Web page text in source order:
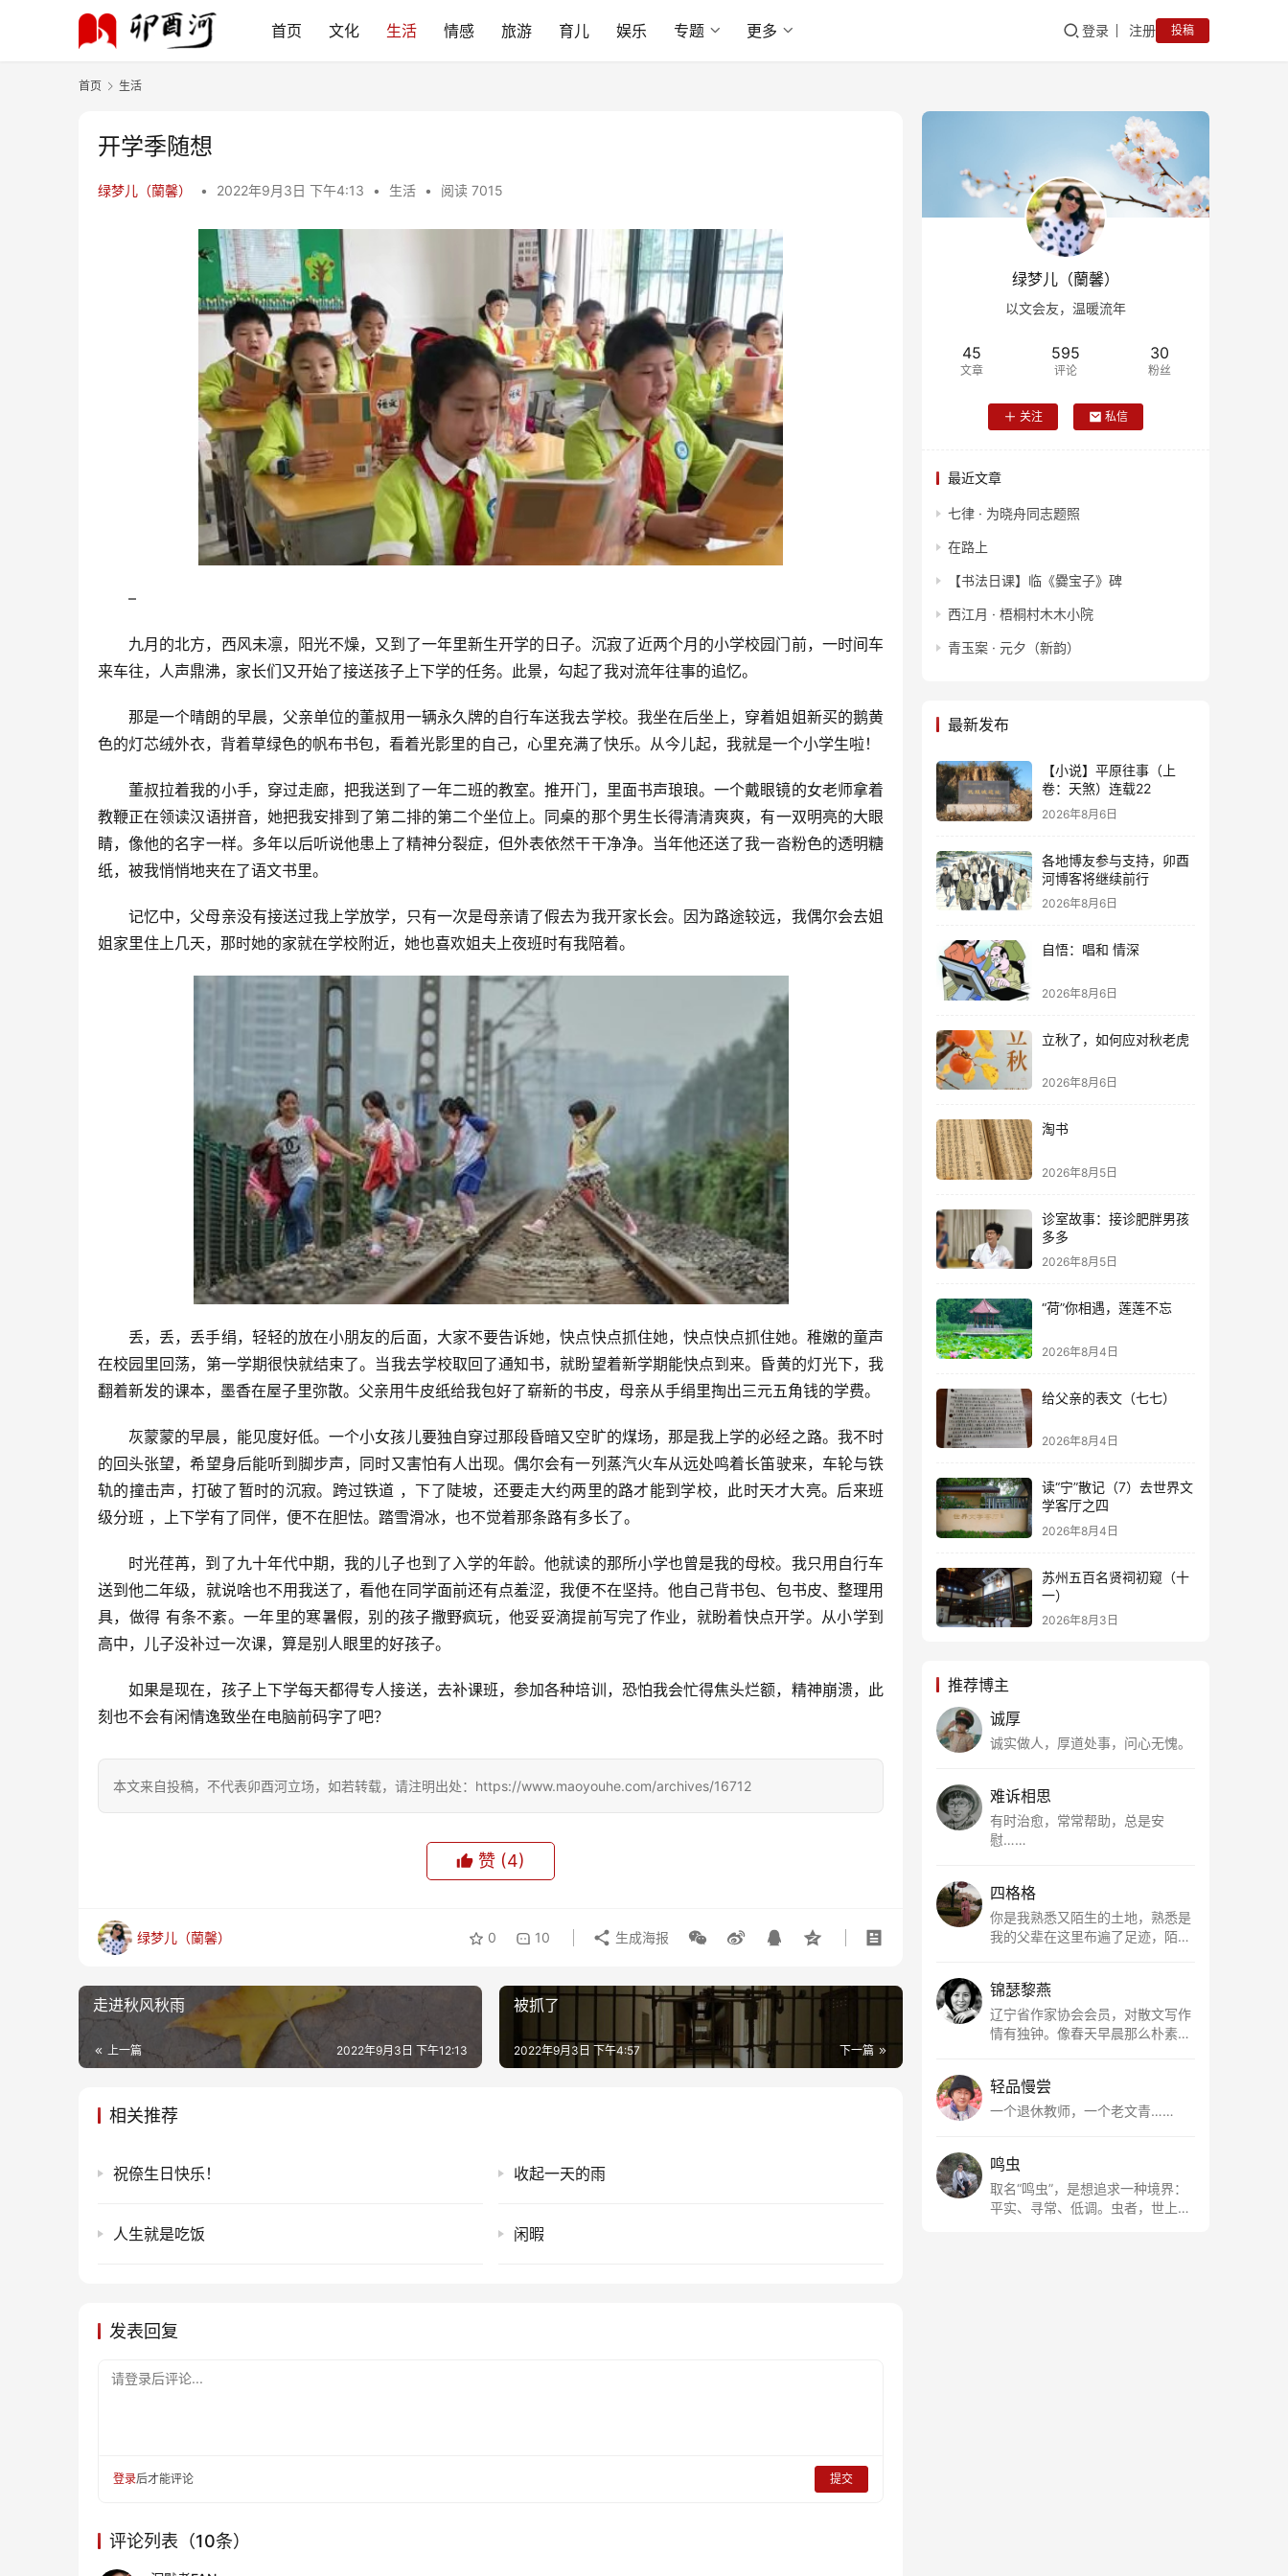
首页 文化 生活 情感 旅游 育儿 娱乐 专题 更多 登录 注册 投稿
首页 生活
开学季随想
绿梦儿（蘭馨） • 2022年9月3日 下午4:13 • 生活 • 阅读 7015
–
九月的北方，西风未凛，阳光不燥，又到了一年里新生开学的日子。沉寂了近两个月的小学校园门前，一时间车
来车往，人声鼎沸，家长们又开始了接送孩子上下学的任务。此景，勾起了我对流年往事的追忆。
那是一个晴朗的早晨，父亲单位的董叔用一辆永久牌的自行车送我去学校。我坐在后坐上，穿着姐姐新买的鹅黄
色的灯芯绒外衣，背着草绿色的帆布书包，看着光影里的自己，心里充满了快乐。从今儿起，我就是一个小学生啦！
董叔拉着我的小手，穿过走廊，把我送到了一年二班的教室。推开门，里面书声琅琅。一个戴眼镜的女老师拿着
教鞭正在领读汉语拼音，她把我安排到了第二排的第二个坐位上。同桌的那个男生长得清清爽爽，有一双明亮的大眼
睛，像他的名字一样。多年以后听说他患上了精神分裂症，但外表依然干干净净。当年他还送了我一沓粉色的透明糖
纸，被我悄悄地夹在了语文书里。
记忆中，父母亲没有接送过我上学放学，只有一次是母亲请了假去为我开家长会。因为路途较远，我偶尔会去姐
姐家里住上几天，那时她的家就在学校附近，她也喜欢姐夫上夜班时有我陪着。
丢，丢，丢手绢，轻轻的放在小朋友的后面，大家不要告诉她，快点快点抓住她，快点快点抓住她。稚嫩的童声
在校园里回荡，第一学期很快就结束了。当我去学校取回了通知书，就盼望着新学期能快点到来。昏黄的灯光下，我
翻着新发的课本，墨香在屋子里弥散。父亲用牛皮纸给我包好了崭新的书皮，母亲从手绢里掏出三元五角钱的学费。
灰蒙蒙的早晨，能见度好低。一个小女孩儿要独自穿过那段昏暗又空旷的煤场，那是我上学的必经之路。我不时
的回头张望，希望身后能听到脚步声，同时又害怕有人出现。偶尔会有一列蒸汽火车从远处鸣着长笛驶来，车轮与铁
轨的撞击声，打破了暂时的沉寂。跨过铁道 ，下了陡坡，还要走大约两里的路才能到学校，此时天才大亮。后来班
级分班 ，上下学有了同伴，便不在胆怯。踏雪滑冰，也不觉着那条路有多长了。
时光荏苒，到了九十年代中期，我的儿子也到了入学的年龄。他就读的那所小学也曾是我的母校。我只用自行车
送到他二年级，就说啥也不用我送了，看他在同学面前还有点羞涩，我便不在坚持。他自己背书包、包书皮、整理用
具，做得 有条不紊。一年里的寒暑假，别的孩子撒野疯玩，他妥妥滴提前写完了作业，就盼着快点开学。从小学到
高中，儿子没补过一次课，算是别人眼里的好孩子。
如果是现在，孩子上下学每天都得专人接送，去补课班，参加各种培训，恐怕我会忙得焦头烂额，精神崩溃，此
刻也不会有闲情逸致坐在电脑前码字了吧？
本文来自投稿，不代表卯酉河立场，如若转载，请注明出处：https://www.maoyouhe.com/archives/16712
赞 (4)
绿梦儿（蘭馨） 0 10 生成海报
走进秋风秋雨
上一篇 2022年9月3日 下午12:13
被抓了
下一篇
2022年9月3日 下午4:57
相关推荐
祝倷生日快乐！ 收起一天的雨
人生就是吃饭 闲暇
发表回复
请登录后评论...
登录后才能评论 提交
评论列表（10条）
绿梦儿（蘭馨）
以文会友，温暖流年
45
文章
595
评论
30
粉丝
关注 私信
最近文章
七律 · 为晓舟同志题照
在路上
【书法日课】临《爨宝子》碑
西江月 · 梧桐村木木小院
青玉案 · 元夕（新韵）
最新发布
【小说】平原往事（上
卷：天煞）连载22
2026年8月6日
各地博友参与支持，卯酉
河博客将继续前行
2026年8月6日
自悟：唱和 情深
2026年8月6日
立秋了，如何应对秋老虎
2026年8月6日
淘书
2026年8月5日
诊室故事：接诊肥胖男孩
多多
2026年8月5日
“荷”你相遇，莲莲不忘
2026年8月4日
给父亲的表文（七七）
2026年8月4日
读“宁”散记（7）去世界文
学客厅之四
2026年8月4日
苏州五百名贤祠初窥（十
一）
2026年8月3日
推荐博主
诚厚
诚实做人，厚道处事，问心无愧。
难诉相思
有时治愈，常常帮助，总是安
慰……
四格格
你是我熟悉又陌生的土地，熟悉是
我的父辈在这里布遍了足迹，陌生
根所在，我用文字慢慢认识你、慢
慢熟悉你。
锦瑟黎燕
辽宁省作家协会会员，对散文写作
情有独钟。像春天早晨那么朴素，
轻品慢尝
一个退休教师，一个老文青……
鸣虫
取名“鸣虫”，是想追求一种境界：
平实、寻常、低调。虫者，世上最